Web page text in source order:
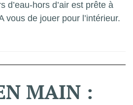
d’eau-hors d’air est prête à
vous de jouer pour l’intérieur.
MAIN :